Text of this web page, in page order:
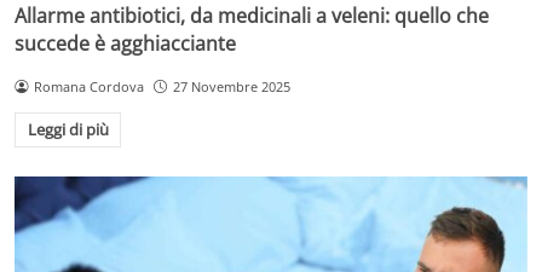
Allarme antibiotici, da medicinali a veleni: quello che
succede è agghiacciante
Romana Cordova 27 Novembre 2025
Leggi di più